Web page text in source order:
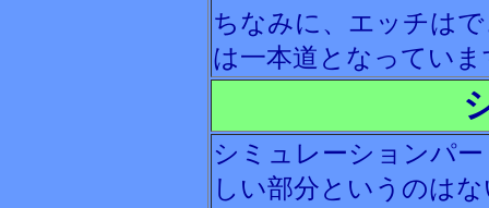
ちなみに、エッチは
は一本道となっていま
シミュレーションパ
しい部分というのは